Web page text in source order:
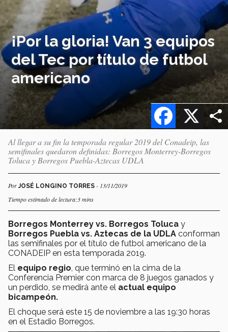
¡Por la gloria! Van 3 equipos
del Tec por título de futbol
americano
X
Facebook
Al llegar a su fin la temporada regular 2019 del Conadeip, las
semifinales quedaron definidas: Borregos Monterrey-Borregos
Toluca y Borregos Puebla-Aztecas UDLA
PorJOSÉ LONGINO TORRES - 13/11/2019
Tiempo estimado de lectura:3 mins
Borregos Monterrey vs. Borregos Toluca y
Borregos Puebla vs. Aztecas de la UDLA conforman
las semifinales por el título de futbol americano de la
CONADEIP en esta temporada 2019.
El equipo regio , que terminó en la cima de la
Conferencia Premier con marca de 8 juegos ganados y
un perdido, se medirá ante el actual equipo
bicampeón.
El choque será este 15 de noviembre a las 19:30 horas
en el Estadio Borregos.